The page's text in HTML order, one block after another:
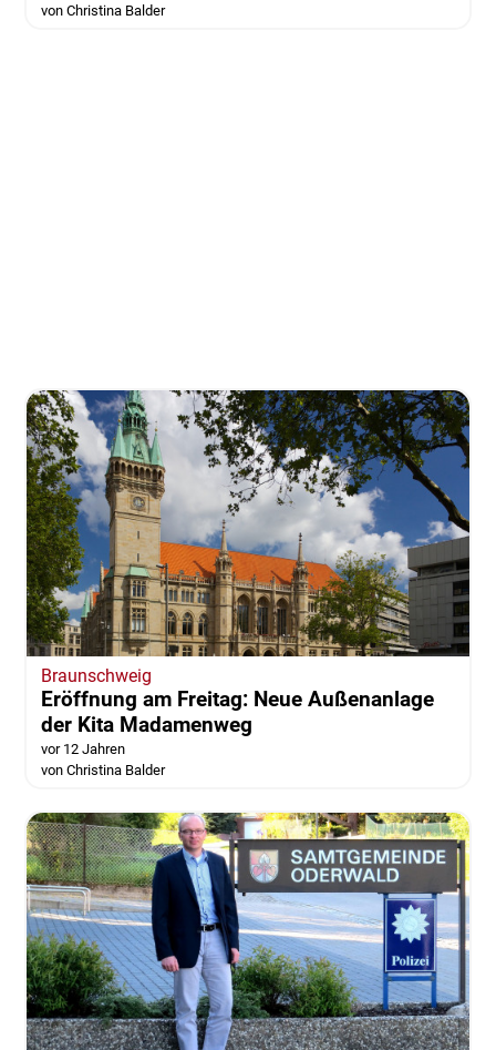
von Christina Balder
Braunschweig
Eröffnung am Freitag: Neue Außenanlage
der Kita Madamenweg
vor 12 Jahren
von Christina Balder